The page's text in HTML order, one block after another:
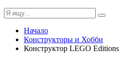
Начало
Конструкторы и Хобби
Конструктор LEGO